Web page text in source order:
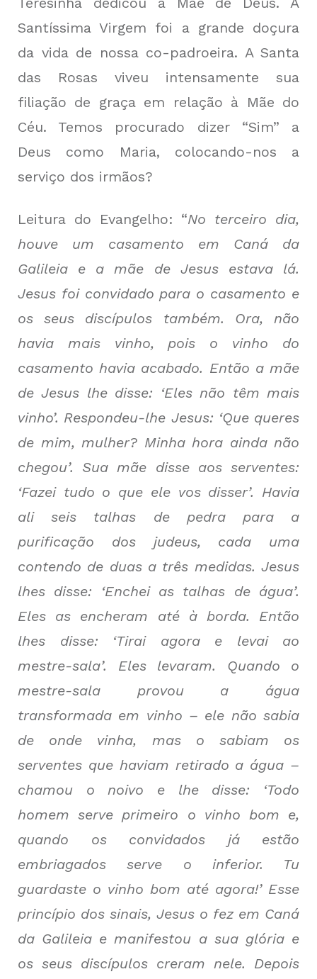
Santíssima Virgem foi a grande doçura
da vida de nossa co-padroeira. A Santa
das Rosas viveu intensamente sua
filiação de graça em relação à Mãe do
Céu. Temos procurado dizer “Sim” a
Deus como Maria, colocando-nos a
serviço dos irmãos?
Leitura do Evangelho: “No terceiro dia,
houve um casamento em Caná da
Galileia e a mãe de Jesus estava lá.
Jesus foi convidado para o casamento e
os seus discípulos também. Ora, não
havia mais vinho, pois o vinho do
casamento havia acabado. Então a mãe
de Jesus lhe disse: ‘Eles não têm mais
vinho’. Respondeu-lhe Jesus: ‘Que queres
de mim, mulher? Minha hora ainda não
chegou’. Sua mãe disse aos serventes:
‘Fazei tudo o que ele vos disser’. Havia
ali seis talhas de pedra para a
purificação dos judeus, cada uma
contendo de duas a três medidas. Jesus
lhes disse: ‘Enchei as talhas de água’.
Eles as encheram até à borda. Então
lhes disse: ‘Tirai agora e levai ao
mestre-sala’. Eles levaram. Quando o
mestre-sala provou a água
transformada em vinho – ele não sabia
de onde vinha, mas o sabiam os
serventes que haviam retirado a água –
chamou o noivo e lhe disse: ‘Todo
homem serve primeiro o vinho bom e,
quando os convidados já estão
embriagados serve o inferior. Tu
guardaste o vinho bom até agora!’ Esse
princípio dos sinais, Jesus o fez em Caná
da Galileia e manifestou a sua glória e
os seus discípulos creram nele. Depois